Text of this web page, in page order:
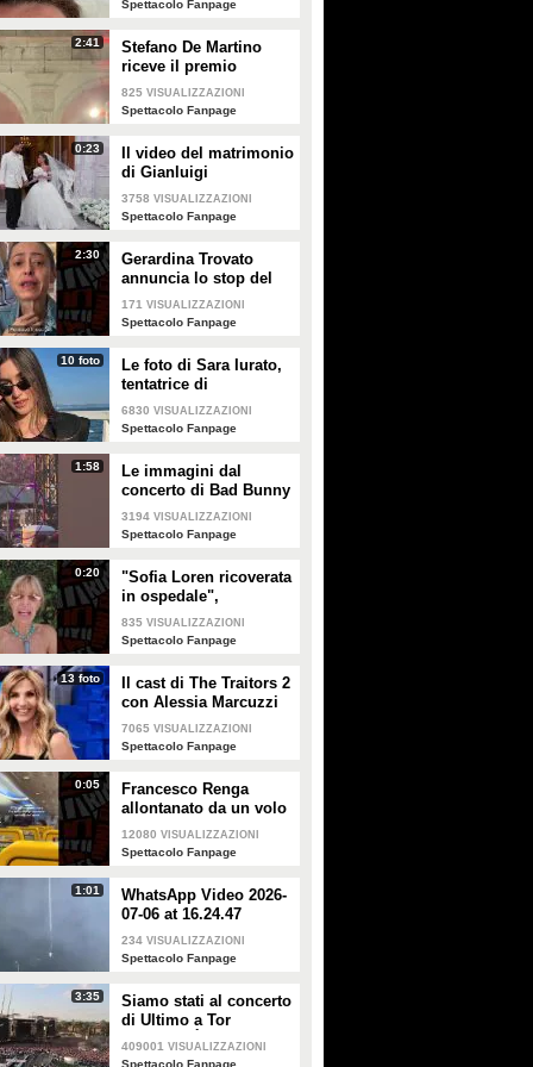
Spettacolo Fanpage
2:41
Stefano De Martino
riceve il premio
intitolato al padre
Enrico
825 VISUALIZZAZIONI
Spettacolo Fanpage
0:23
Il video del matrimonio
di Gianluigi
Donnarumma e Alessia
Elefante
3758 VISUALIZZAZIONI
Spettacolo Fanpage
2:30
Gerardina Trovato
annuncia lo stop del
tour per problemi di
salute
171 VISUALIZZAZIONI
Spettacolo Fanpage
10 foto
Le foto di Sara Iurato,
tentatrice di
Temptation Island 2026
6830 VISUALIZZAZIONI
Spettacolo Fanpage
1:58
Le immagini dal
concerto di Bad Bunny
a Milano
3194 VISUALIZZAZIONI
Spettacolo Fanpage
0:20
"Sofia Loren ricoverata
in ospedale",
Alessandra Mussolini
smentisce: "È serena e
835 VISUALIZZAZIONI
Spettacolo Fanpage
13 foto
Il cast di The Traitors 2
con Alessia Marcuzzi
7065 VISUALIZZAZIONI
Spettacolo Fanpage
0:05
Francesco Renga
allontanato da un volo
Ryanair dopo una
discussione con gli
12080 VISUALIZZAZIONI
Spettacolo Fanpage
1:01
WhatsApp Video 2026-
07-06 at 16.24.47
234 VISUALIZZAZIONI
Spettacolo Fanpage
3:35
Siamo stati al concerto
di Ultimo a Tor
Vergata: "È il giorno
che aspettavo, questa è
409001 VISUALIZZAZIONI
Spettacolo Fanpage